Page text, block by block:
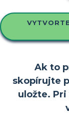
Ak to
skopírujte
uložte.